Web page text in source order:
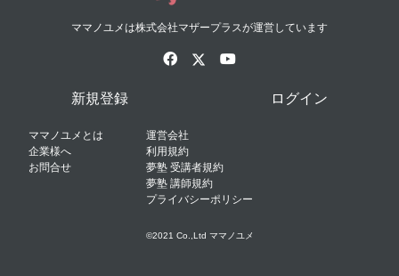
ママノユメは株式会社マザープラスが運営しています
新規登録 ログイン
ママノユメとは
企業様へ
お問合せ
運営会社
利用規約
夢塾 受講者規約
夢塾 講師規約
プライバシーポリシー
©2021 Co.,Ltd ママノユメ